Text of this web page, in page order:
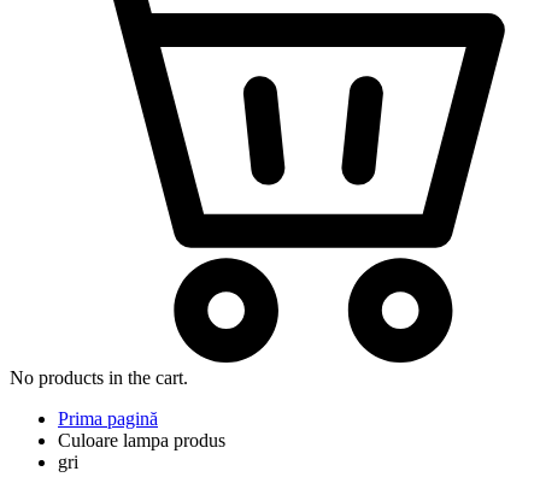
No products in the cart.
Prima pagină
Culoare lampa produs
gri